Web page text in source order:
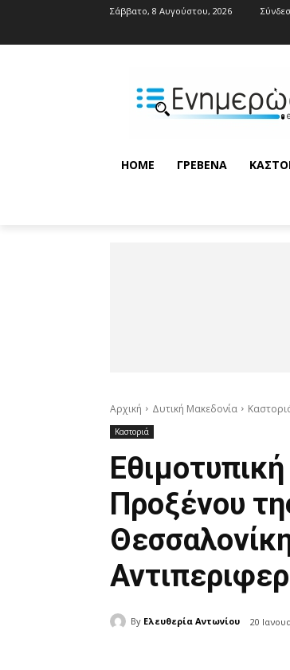
Σάββατο, 8 Αυγούστου, 2026
HOME ΓΡΕΒΕΝΆ
Αρχική Δυτική Μακεδονία
Καστοριά
Προξένου
By Ελευθερία Αντωνίου 20